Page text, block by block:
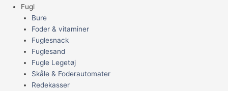
Fugl
Bure
Foder & vitaminer
Fuglesnack
Fuglesand
Fugle Legetøj
Skåle & Foderautomater
Redekasser